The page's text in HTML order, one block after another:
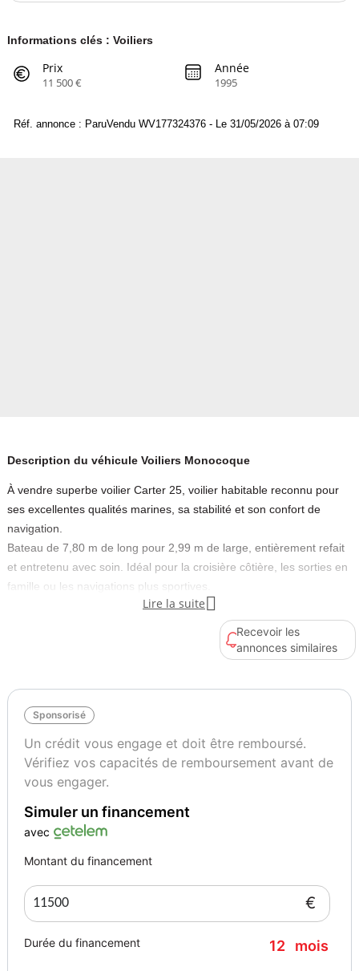
Informations clés : Voiliers
Prix
11 500 €
Année
1995
Réf. annonce : ParuVendu WV177324376 - Le 31/05/2026 à 07:09
Description du véhicule Voiliers Monocoque
À vendre superbe voilier Carter 25, voilier habitable reconnu pour
ses excellentes qualités marines, sa stabilité et son confort de
navigation.
Bateau de 7,80 m de long pour 2,99 m de large, entièrement refait
et entretenu avec soin. Idéal pour la croisière côtière, les sorties en
famille ou les navigations plus sportives.
* Catégorie : A
* Place d'amarrage : France
* Coque bleu marine en très bel état
* Quillard
* Gréement complet
* Voilier entièrement équipé
* Jeu de voiles
* Équipement de sécurité
* Prêt à naviguer
Travaux réalisés
* Coque refaite et entretenue
Lire la suite 
Recevoir les
annonces similaires
Sponsorisé
Un crédit vous engage et doit être remboursé.
Vérifiez vos capacités de remboursement avant de
vous engager.
Simuler un financement
avec
Montant du financement
€
Durée du financement 12 mois